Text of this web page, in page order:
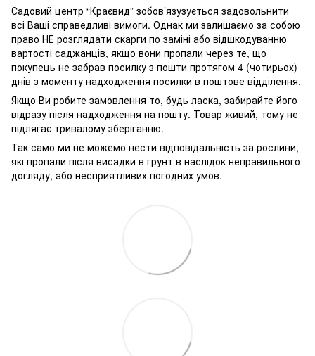
Садовий центр “Краєвид” зобов’язузується задовольнити
всі Ваші справедливі вимоги. Однак ми залишаємо за собою
право НЕ розглядати скарги по заміні або відшкодуванню
вартості саджанців, якщо вони пропали через те, що
покупець не забрав посилку з пошти протягом 4 (чотирьох)
днів з моменту надходження посилки в поштове відділення.
Якщо Ви робите замовлення то, будь ласка, забирайте його
відразу після надходження на пошту. Товар живий, тому не
підлягає тривалому зберіганню.
Так само ми не можемо нести відповідальність за рослини,
які пропали після висадки в грунт в наслідок неправильного
догляду, або несприятливих погодних умов.